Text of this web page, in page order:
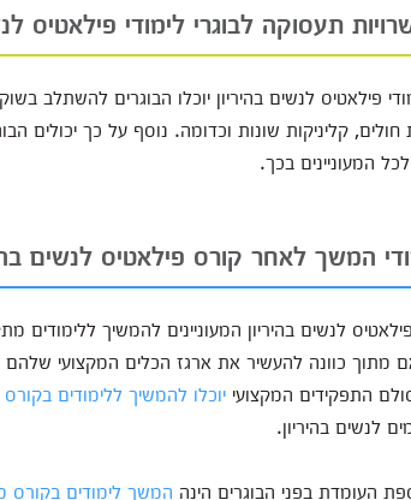
תעסוקה לבוגרי לימודי פילאטיס
פילאטיס לנשים בהיריון יוכלו הבוגרים להשתלב
חולים, קליניקות שונות וכדומה. נוסף על כך יכולים
המעוניינים בכך.
המשך לאחר קורס פילאטיס לנשים
לנשים בהיריון המעוניינים להמשיך
מתוך כוונה להעשיר את ארגז הכלים המקצועי שלהם
התפקידים המקצועי יוכלו להמשיך ללימודים בקורס
לנשים בהיריון.
העומדת בפני הבוגרים הינה המשך לימודים בקורס